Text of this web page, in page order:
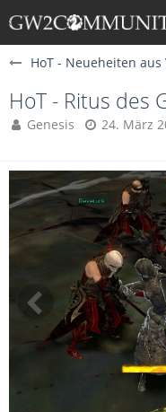
HoT - Neueheiten
HoT - Ritus des
Genesis 24. März